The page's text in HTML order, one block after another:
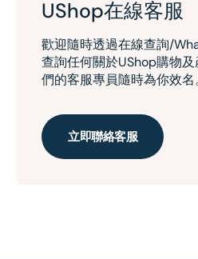
UShop在線客服
歡迎隨時透過在線查詢/
查詢任何關於UShop購物
們的客服專員隨時為你效名
立即聯絡客服